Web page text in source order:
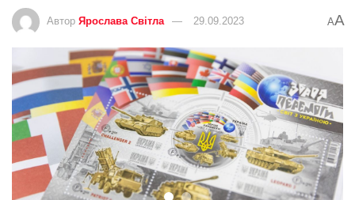
Автор Ярослава Світла 29.09.2023 AA